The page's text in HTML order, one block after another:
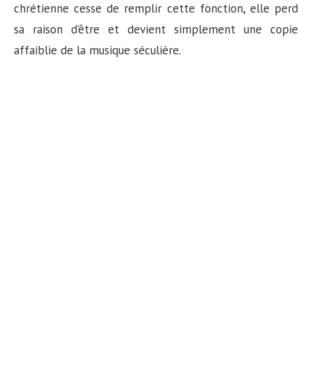
chrétienne cesse de remplir cette fonction, elle perd
sa raison d’être et devient simplement une copie
affaiblie de la musique séculière.